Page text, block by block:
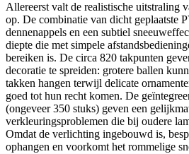
Allereerst valt de realistische uitstraling
op. De combinatie van dicht geplaatste
dennenappels en een subtiel
diepte die met simpele
bereiken is. De circa 820 takpunten
decoratie te spreiden: grotere ballen
takken hangen terwijl delicate
goed tot hun recht komen. De
(ongeveer 350 stuks) geven een
verkleuringsproblemen die bij oudere
Omdat de verlichting ingebouwd is,
ophangen en voorkomt het rommelige